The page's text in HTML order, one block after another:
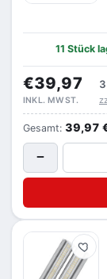
11 Stück
€39,97
INKL. MWST.
Gesamt: 39,97
−